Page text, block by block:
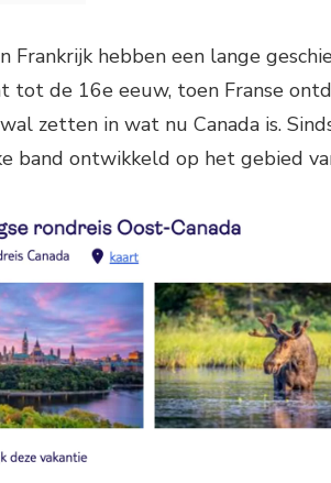
Frankrijk hebben een lange
tot de 16e eeuw, toen Franse
zetten in wat nu Canada is.
band ontwikkeld op het gebied